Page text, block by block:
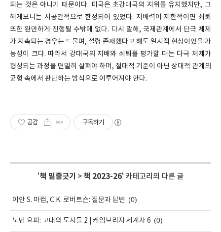
되는 것은 아니기 때문이다. 미국은 초강대국의 지위를 유지했지만, 그
헤게모니는 시공간적으로 한정되어 있었다. 지배력이 제한적이면 쇠퇴
또한 완만하게 진행될 수밖에 없다. 다시 말해, 국제관계에서 단극 체제
가 지속되는 경우는 드물며, 설령 존재했다고 해도 일시적 현상이었을 가
능성이 크다. 따라서 강대국의 지배와 쇠퇴를 평가할 때는 다극 체제가
형성되는 과정을 면밀히 살펴야 하며, 절대적 기준이 아닌 상대적 관계의
균형 속에서 판단하는 방식으로 이루어져야 한다.
공감 구독하기
'책 밑줄긋기 >책 2023-26' 카테고리의 다른 글
이안 S. 마컴, C.K. 로버트슨: 질문과 답변 (0)
노먼 요피: 고대의 도시들 2 | 케임브리지 세계사 6 (0)